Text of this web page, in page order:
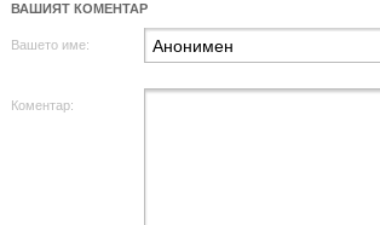
ВАШИЯТ КОМЕНТАР
Вашето име:
Коментар: